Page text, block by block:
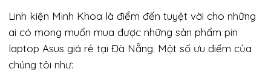
Linh kiện Minh Khoa là điểm đến tuyệt vời cho những
ai có mong muốn mua được những sản phẩm pin
laptop Asus giá rẻ tại Đà Nẵng. Một số ưu điểm của
chúng tôi như: